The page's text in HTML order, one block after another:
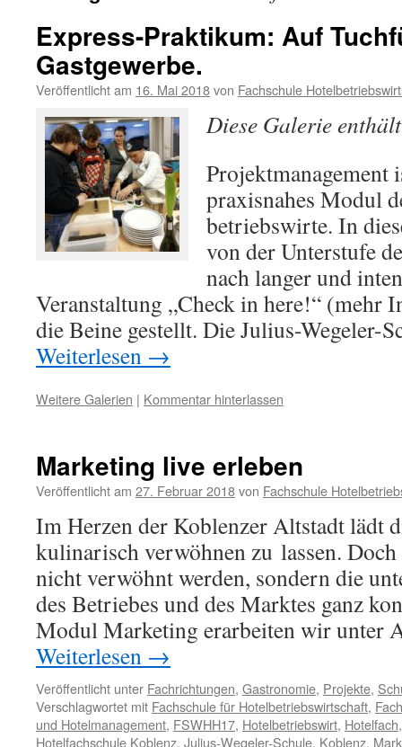
Express-Praktikum: Auf
Gastgewerbe.
Veröffentlicht am 16. Mai 2018von Fachschule
Diese Galerie
Projektmanagement
praxisnahes Modul
betriebswirte. In
von der Unterstufe
nach langer und
Veranstaltung „Check in here!“ (mehr
die Beine gestellt. Die Julius-Wegeler-
Weiterlesen →
Weitere Galerien | Kommentar hinterlassen
Marketing live erleben
Veröffentlicht am 27. Februar 2018von Fachschule
Im Herzen der Koblenzer Altstadt lädt
kulinarisch verwöhnen zu lassen.
nicht verwöhnt werden, sondern die
des Betriebes und des Marktes ganz
Modul Marketing erarbeiten wir unter
Weiterlesen →
Veröffentlicht unter Fachrichtungen, Gastronomie, Projekte,
Verschlagwortet mit Fachschule für Hotelbetriebswirtschaft,
und Hotelmanagement, FSWHH17, Hotelbetriebswirt, Hotelfach
Hotelfachschule Koblenz, Julius-Wegeler-Schule, Koblenz,